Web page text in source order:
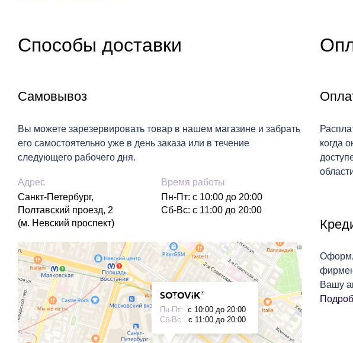
Способы доставки
Самовывоз
Вы можете зарезервировать товар в нашем магазине и забрать
его самостоятельно уже в день заказа или в течение
следующего рабочего дня.
Адрес
Санкт-Петербург,
Полтавский проезд, 2
(м. Невский проспект)
Время работы
Пн-Пт: с 10:00 до 20:00
Сб-Вс: с 11:00 до 20:00
Пн-Пт: с 10:00 до 20:00
Сб-Вс: с 11:00 до 20:00
когда
Вашу